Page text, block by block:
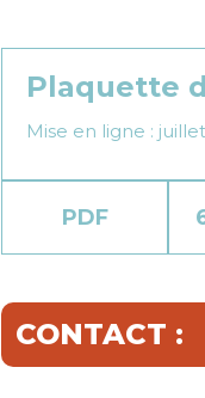
Plaquette
Mise en ligne :
PDF
CONTACT :